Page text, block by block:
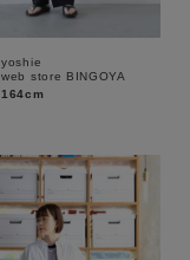
KIDS
yoshie
web store BINGOYA
164cm